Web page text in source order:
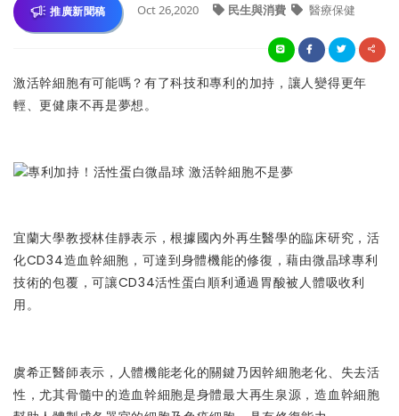
推廣新聞稿 Oct 26,2020 民生與消費 醫療保健
激活幹細胞有可能嗎？有了科技和專利的加持，讓人變得更年
輕、更健康不再是夢想。
宜蘭大學教授林佳靜表示，根據國內外再生醫學的臨床研究，活
化CD34造血幹細胞，可達到身體機能的修復，藉由微晶球專利
技術的包覆，可讓CD34活性蛋白順利通過胃酸被人體吸收利
用。
虞希正醫師表示，人體機能老化的關鍵乃因幹細胞老化、失去活
性，尤其骨髓中的造血幹細胞是身體最大再生泉源，造血幹細胞